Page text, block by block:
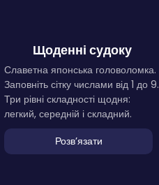
Щоденні судоку
Славетна японська головоломка.
Заповніть сітку числами від 1 до 9.
Три рівні складності щодня:
легкий, середній і складний.
Розвʼязати